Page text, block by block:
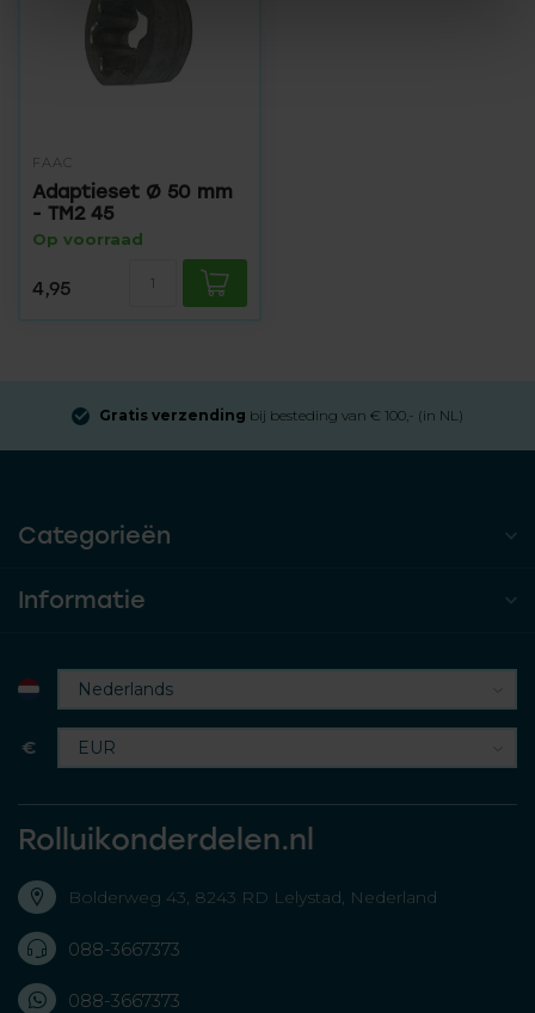
FAAC
Adaptieset Ø 50 mm
- TM2 45
Op voorraad
4,95
Gratis verzending bij besteding van € 100,- (in NL)
Categorieën
Informatie
€
Rolluikonderdelen.nl
Bolderweg 43, 8243 RD Lelystad, Nederland
088-3667373
088-3667373